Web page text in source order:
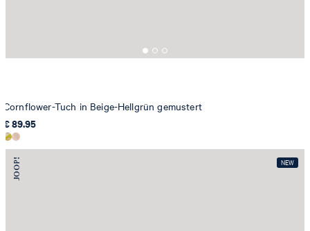
Cornflower-Tuch in Beige-Hellgrün gemustert
€ 89.95